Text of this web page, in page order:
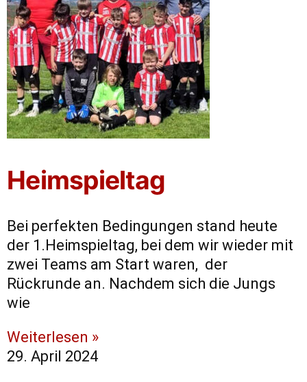
Heimspieltag
Bei perfekten Bedingungen stand heute
der 1.Heimspieltag, bei dem wir wieder mit
zwei Teams am Start waren, der
Rückrunde an. Nachdem sich die Jungs
wie
Weiterlesen »
29. April 2024